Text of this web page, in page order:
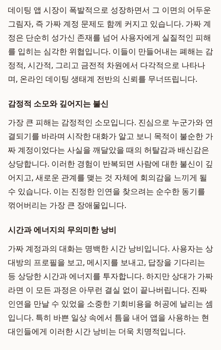
데이팅 앱 시장이 폭발적으로 성장하면서 그 이면의 어두운
그림자, 즉 가짜 계정 문제도 함께 커지고 있습니다. 가짜 계
정은 단순히 성가신 존재를 넘어 사용자에게 실질적인 피해
를 입히는 심각한 위협입니다. 이들이 만들어내는 폐해는 감
정적, 시간적, 그리고 금전적 차원에서 다각적으로 나타나
며, 온라인 데이팅 생태계 전반의 신뢰를 무너뜨립니다.
감정적 소모와 깊어지는 불신
가장 큰 피해는 감정적인 소모입니다. 진심으로 누군가와 연
결되기를 바라며 시작한 대화가 알고 보니 목적이 불순한 가
짜 계정이었다는 사실을 깨달았을 때의 허탈감과 배신감은
상당합니다. 이러한 경험이 반복되면 사람에 대한 불신이 깊
어지고, 새로운 관계를 맺는 것 자체에 회의감을 느끼게 될
수 있습니다. 이는 진정한 인연을 찾으려는 순수한 동기를
꺾어버리는 가장 큰 장애물입니다.
시간과 에너지의 무의미한 낭비
가짜 계정과의 대화는 명백한 시간 낭비입니다. 사용자는 상
대방의 프로필을 보고, 메시지를 보내고, 답장을 기다리는
등 상당한 시간과 에너지를 투자합니다. 하지만 상대가 가짜
라면 이 모든 과정은 아무런 결실 없이 끝나버립니다. 진짜
인연을 만날 수 있었을 소중한 기회비용을 허공에 날리는 셈
입니다. 특히 바쁜 일상 속에서 틈을 내어 앱을 사용하는 현
대인들에게 이러한 시간 낭비는 더욱 치명적입니다.